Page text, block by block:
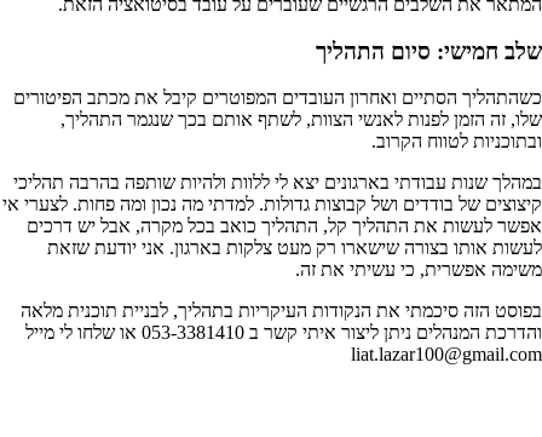
המתאר את השלבים הרגשיים שעוברים על עובד בסיטואציה הזאת.
שלב חמישי: סיום התהליך
כשהתהליך הסתיים ואחרון העובדים המפוטרים קיבל את מכתב הפיטורים
שלו, זה הזמן לפנות לאנשי הצוות, לשתף אותם בכך שנגמר התהליך,
ובתוכניות לטווח הקרוב.
במהלך שנות עבודתי בארגונים יצא לי ללוות ולהיות שותפה בהרבה תהליכי
קיצוצים של בודדים ושל קבוצות גדולות. למדתי מה נכון ומה פחות. לצערי אי
אפשר לעשות את התהליך קל, התהליך כואב בכל מקרה, אבל יש דרכים
לעשות אותו בצורה שישארו רק מעט צלקות בארגון. אני יודעת שזאת
משימה אפשרית, כי עשיתי את זה.
בפוסט הזה סיכמתי את הנקודות העיקריות בתהליך, לבניית תוכנית מלאה
והדרכת המנהלים ניתן ליצור איתי קשר ב 053-3381410 או שלחו לי מייל
liat.lazar100@gmail.com